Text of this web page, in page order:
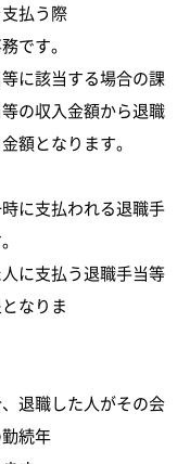
払う際
です。
に該当する場合の課
の収入金額から退職
額となります。
に支払われる退職手
に支払う退職手当等
なりま
退職した人がその会
続年